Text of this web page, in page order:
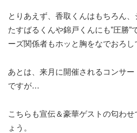
とりあえず、香取くんはもちろん
たすばるくんや錦戸くんにも”圧勝”
ーズ関係者もホッと胸をなでおろし
あとは、来月に開催されるコンサ
ですが…
こちらも宣伝＆豪華ゲストの匂わ
ょう。